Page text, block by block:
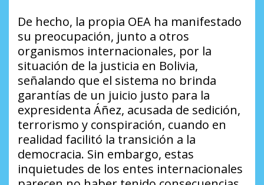
De hecho, la propia OEA ha manifestado
su preocupación, junto a otros
organismos internacionales, por la
situación de la justicia en Bolivia,
señalando que el sistema no brinda
garantías de un juicio justo para la
expresidenta Áñez, acusada de sedición,
terrorismo y conspiración, cuando en
realidad facilitó la transición a la
democracia. Sin embargo, estas
inquietudes de los entes internacionales